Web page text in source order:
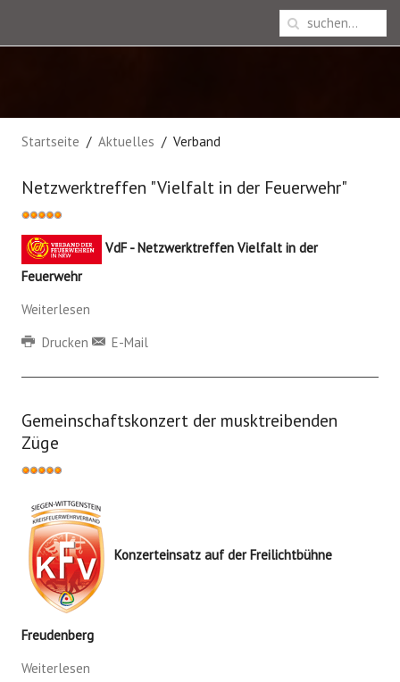
Startseite Aktuelles Verband
Netzwerktreffen "Vielfalt in der Feuerwehr"
Bewertung:
VdF - Netzwerktreffen Vielfalt in der
Feuerwehr
Weiterlesen
Drucken
E-Mail
Gemeinschaftskonzert der musktreibenden
Züge
Bewertung:
Konzerteinsatz auf der Freilichtbühne
Freudenberg
Weiterlesen